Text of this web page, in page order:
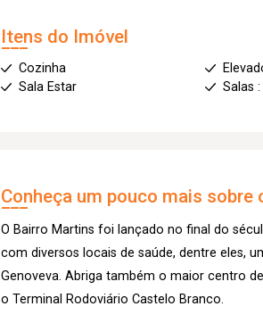
Itens do Imóvel
Cozinha
Sala Estar
Salas :
Conheça um pouco mais sobre
O Bairro Martins foi lançado no final do
com diversos locais de saúde, dentre eles,
Genoveva. Abriga também o maior centro
o Terminal Rodoviário Castelo Branco.